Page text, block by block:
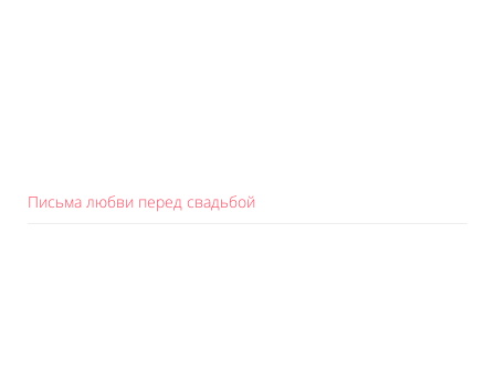
Письма любви перед свадьбой